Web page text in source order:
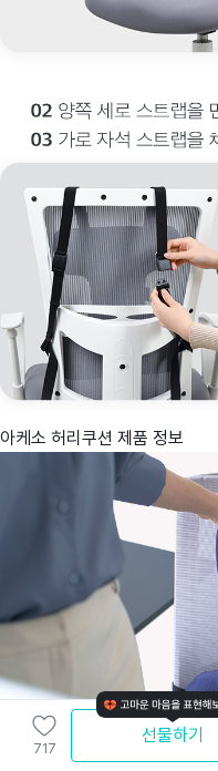
아케소 허리쿠션 제품 정보
717
선물하기